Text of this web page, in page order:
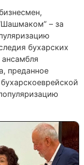
– за
бухарских
преданное